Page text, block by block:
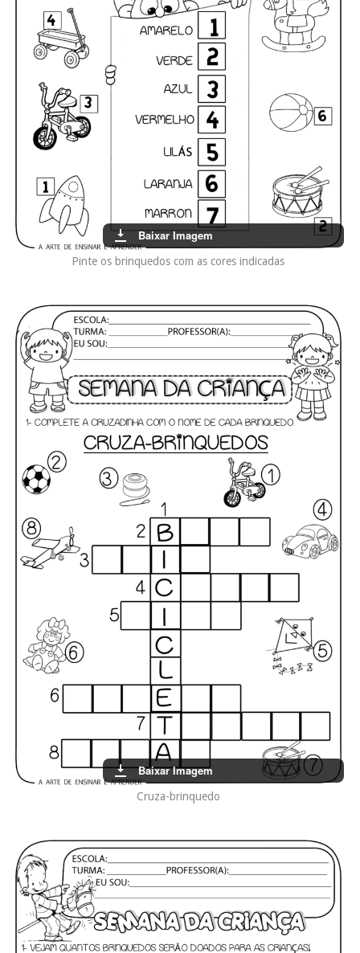
Baixar Imagem
Pinte os brinquedos com as cores indicadas
Baixar Imagem
Cruza-brinquedo